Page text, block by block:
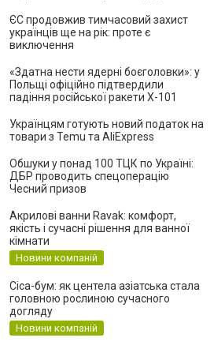
ЄС продовжив тимчасовий захист
українців ще на рік: проте є
виключення
«Здатна нести ядерні боєголовки»: у
Польщі офіційно підтвердили
падіння російської ракети Х-101
Українцям готують новий податок на
товари з Temu та AliExpress
Обшуки у понад 100 ТЦК по Україні:
ДБР проводить спецоперацію
Чесний призов
Акрилові ванни Ravak: комфорт,
якість і сучасні рішення для ванної
кімнати
Новини компаній
Cica-бум: як центела азіатська стала
головною рослиною сучасного
догляду
Новини компаній